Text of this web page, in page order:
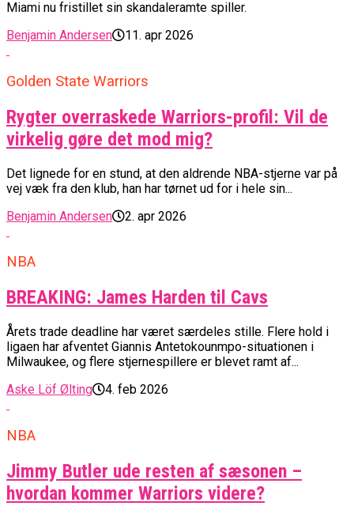
Miami nu fristillet sin skandaleramte spiller.
Benjamin Andersen
11. apr 2026
Golden State Warriors
Rygter overraskede Warriors-profil: Vil de
virkelig gøre det mod mig?
Det lignede for en stund, at den aldrende NBA-stjerne var på
vej væk fra den klub, han har tørnet ud for i hele sin...
Benjamin Andersen
2. apr 2026
NBA
BREAKING: James Harden til Cavs
Årets trade deadline har været særdeles stille. Flere hold i
ligaen har afventet Giannis Antetokounmpo-situationen i
Milwaukee, og flere stjernespillere er blevet ramt af...
Aske Löf Ølting
4. feb 2026
NBA
Jimmy Butler ude resten af sæsonen –
hvordan kommer Warriors videre?